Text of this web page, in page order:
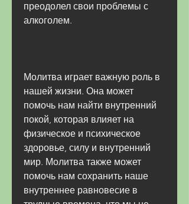
преодолел свои проблемы с
алкоголем.
Молитва играет важную роль в
нашей жизни. Она может
помочь нам найти внутренний
покой, которая влияет на
физическое и психическое
здоровье, силу и внутренний
мир. Молитва также может
помочь нам сохранить наше
внутреннее равновесие в